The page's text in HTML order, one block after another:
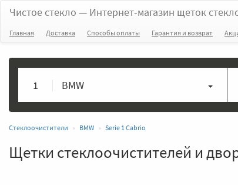
Чистое стекло — Интернет-магазин щеток
Главная Доставка Способы оплаты Гарантия и возврат
1 BMW
Стеклоочистители BMW Serie 1 Cabrio
Щетки стеклоочистителей и